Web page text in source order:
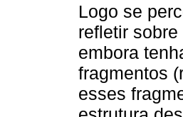
Logo se
refletir
embora
fragmentos
esses